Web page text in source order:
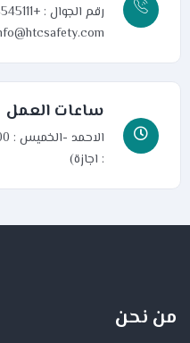
رقم الجوال : +201044545111
ساعات العمل
: اجازة)
من نحن